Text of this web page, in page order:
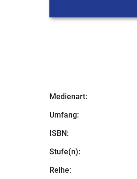
Medienart:
Umfang:
ISBN:
Stufe(n):
Reihe: